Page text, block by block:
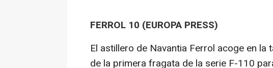
FERROL 10 (EUROPA PRESS)
El astillero de Navantia Ferrol acoge en
de la primera fragata de la serie F-110